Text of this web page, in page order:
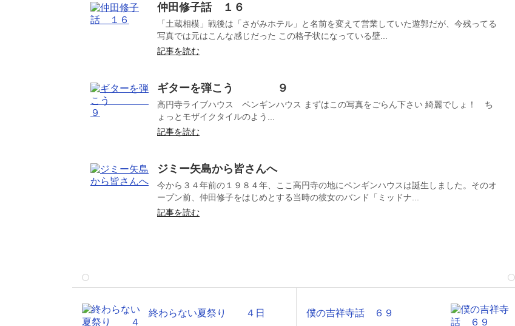
仲田修子話 １６
「土蔵相模」戦後は「さがみホテル」と名前を変えて営業していた遊郭だが、今残ってる
写真では元はこんな感じだった この格子状になっている壁...
記事を読む
ギターを弾こう ９
高円寺ライブハウス ペンギンハウス まずはこの写真をごらん下さい 綺麗でしょ！ ち
ょっとモザイクタイルのよう...
記事を読む
ジミー矢島から皆さんへ
今から３４年前の１９８４年、ここ高円寺の地にペンギンハウスは誕生しました。そのオ
ープン前、仲田修子をはじめとする当時の彼女のバンド「ミッドナ...
記事を読む
終わらない夏祭り ４日 僕の吉祥寺話 ６９